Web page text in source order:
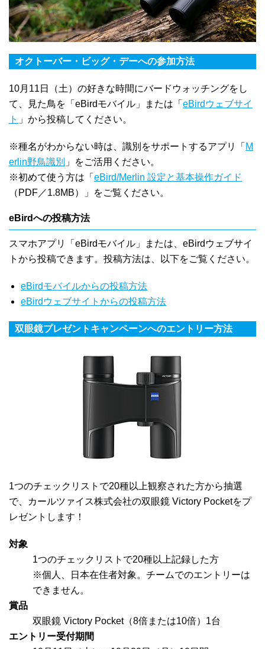
オクトーバー・ビッグ・デーへの参加方法
10月11日（土）の好きな時間にバードウォッチングをし
て、見た鳥を「eBirdモバイル」または「 eBirdウェブサイ
ト 」から投稿してください。
※種名がわからない時は、識別をサポートするアプリ「 M
erlin野鳥識別 」をご活用ください。
※初めて使う方は「 eBird/Merlin 設定と基本操作ガイド
（PDF／1.8MB）」をご覧ください。
eBirdへの投稿方法
スマホアプリ「eBirdモバイル」または、eBirdウェブサイ
トから投稿できます。投稿方法は、以下をご覧ください。
eBirdモバイルからの投稿方法
eBirdウェブサイトからの投稿方法
双眼鏡プレゼントキャンペーンへのエントリー方法
1つのチェックリストで20種以上観察された方から抽選
で、カールツァイス株式会社の双眼鏡 Victory Pocketをプ
レゼントします！
対象
1つのチェックリストで20種以上記録した方
※個人、日本在住者対象。チームでのエントリーは
できません。
賞品
双眼鏡 Victory Pocket（8倍または10倍）1台
エントリー受付期間